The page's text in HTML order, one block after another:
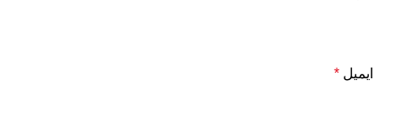
ایمیل *